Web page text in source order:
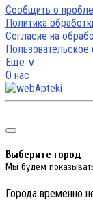
Сообщить о
Политика
Согласие на
Еще ∨
О нас
Выберите город
Мы будем
Города временно